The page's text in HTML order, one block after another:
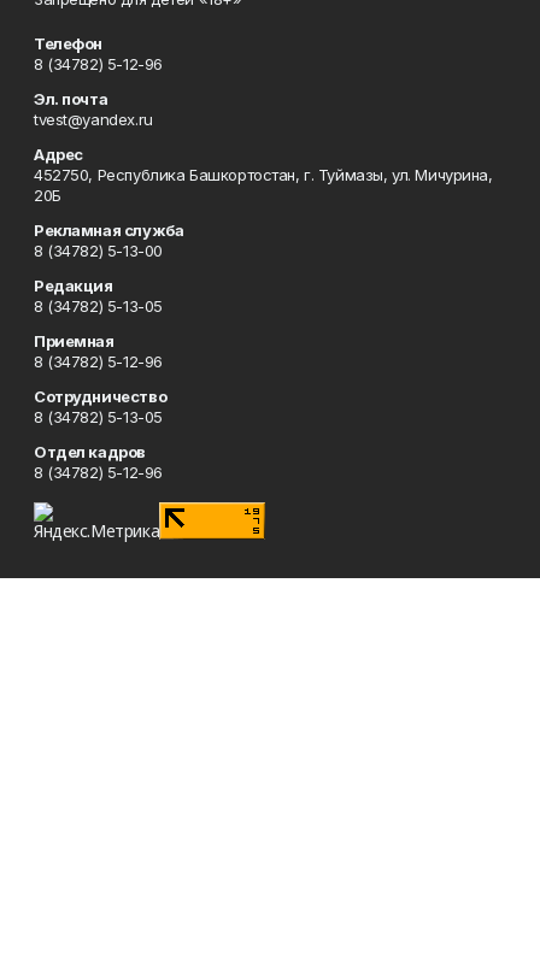
Телефон
8 (34782) 5-12-96
Эл. почта
tvest@yandex.ru
Адрес
452750, Республика Башкортостан, г. Туймазы, ул. Мичурина,
20Б
Рекламная служба
8 (34782) 5-13-00
Редакция
8 (34782) 5-13-05
Приемная
8 (34782) 5-12-96
Сотрудничество
8 (34782) 5-13-05
Отдел кадров
8 (34782) 5-12-96